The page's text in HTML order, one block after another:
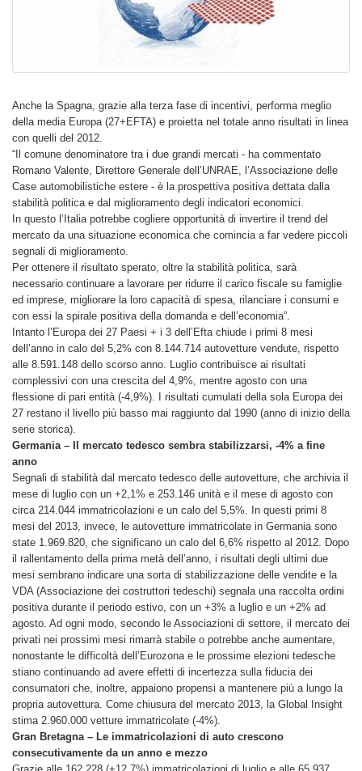
Anche la Spagna, grazie alla terza fase di incentivi, performa meglio
della media Europa (27+EFTA) e proietta nel totale anno risultati in linea
con quelli del 2012.
“Il comune denominatore tra i due grandi mercati - ha commentato
Romano Valente, Direttore Generale dell’UNRAE, l’Associazione delle
Case automobilistiche estere - è la prospettiva positiva dettata dalla
stabilità politica e dal miglioramento degli indicatori economici.
In questo l’Italia potrebbe cogliere opportunità di invertire il trend del
mercato da una situazione economica che comincia a far vedere piccoli
segnali di miglioramento.
Per ottenere il risultato sperato, oltre la stabilità politica, sarà
necessario continuare a lavorare per ridurre il carico fiscale su famiglie
ed imprese, migliorare la loro capacità di spesa, rilanciare i consumi e
con essi la spirale positiva della domanda e dell’economia”.
Intanto l’Europa dei 27 Paesi + i 3 dell’Efta chiude i primi 8 mesi
dell’anno in calo del 5,2% con 8.144.714 autovetture vendute, rispetto
alle 8.591.148 dello scorso anno. Luglio contribuisce ai risultati
complessivi con una crescita del 4,9%, mentre agosto con una
flessione di pari entità (-4,9%). I risultati cumulati della sola Europa dei
27 restano il livello più basso mai raggiunto dal 1990 (anno di inizio della
serie storica).
Germania – Il mercato tedesco sembra stabilizzarsi, -4% a fine
anno
Segnali di stabilità dal mercato tedesco delle autovetture, che archivia il
mese di luglio con un +2,1% e 253.146 unità e il mese di agosto con
circa 214.044 immatricolazioni e un calo del 5,5%. In questi primi 8
mesi del 2013, invece, le autovetture immatricolate in Germania sono
state 1.969.820, che significano un calo del 6,6% rispetto al 2012. Dopo
il rallentamento della prima metà dell’anno, i risultati degli ultimi due
mesi sembrano indicare una sorta di stabilizzazione delle vendite e la
VDA (Associazione dei costruttori tedeschi) segnala una raccolta ordini
positiva durante il periodo estivo, con un +3% a luglio e un +2% ad
agosto. Ad ogni modo, secondo le Associazioni di settore, il mercato dei
privati nei prossimi mesi rimarrà stabile o potrebbe anche aumentare,
nonostante le difficoltà dell’Eurozona e le prossime elezioni tedesche
stiano continuando ad avere effetti di incertezza sulla fiducia dei
consumatori che, inoltre, appaiono propensi a mantenere più a lungo la
propria autovettura. Come chiusura del mercato 2013, la Global Insight
stima 2.960.000 vetture immatricolate (-4%).
Gran Bretagna – Le immatricolazioni di auto crescono
consecutivamente da un anno e mezzo